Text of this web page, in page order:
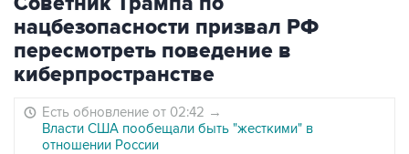
нацбезопасности призвал РФ
пересмотреть поведение в
киберпространстве
Есть обновление от 02:42 →
Власти США пообещали быть "жесткими" в
отношении России